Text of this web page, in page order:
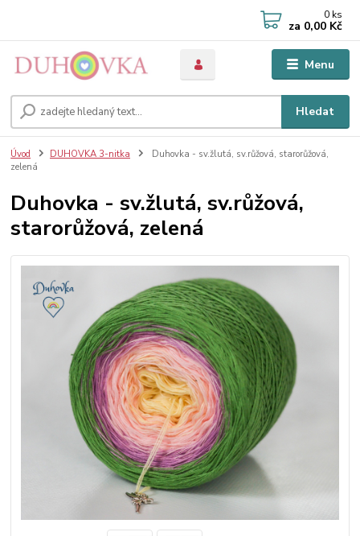
Menu
Hledat
0 ks
za 0,00 Kč
Úvod DUHOVKA 3-nitka
Duhovka - sv.žlutá, sv.růžová, starorůžová,
zelená
Duhovka - sv.žlutá, sv.růžová,
starorůžová, zelená